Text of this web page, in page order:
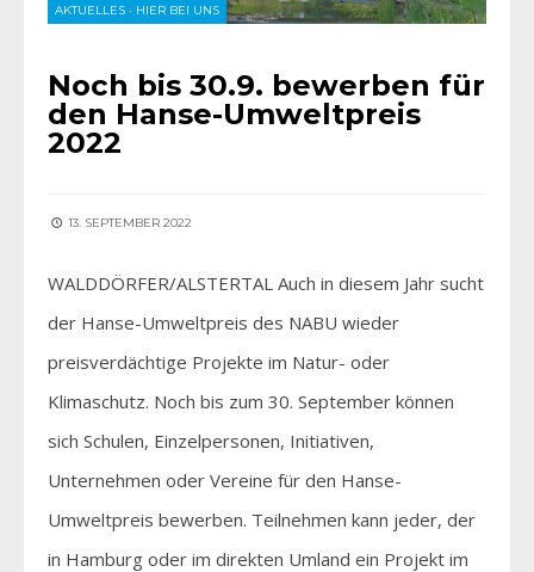
AKTUELLES • HIER BEI UNS
Noch bis 30.9. bewerben für
den Hanse-Umweltpreis
2022
13. SEPTEMBER 2022
WALDDÖRFER/ALSTERTAL Auch in diesem Jahr sucht
der Hanse-Umweltpreis des NABU wieder
preisverdächtige Projekte im Natur- oder
Klimaschutz. Noch bis zum 30. September können
sich Schulen, Einzelpersonen, Initiativen,
Unternehmen oder Vereine für den Hanse-
Umweltpreis bewerben. Teilnehmen kann jeder, der
in Hamburg oder im direkten Umland ein Projekt im